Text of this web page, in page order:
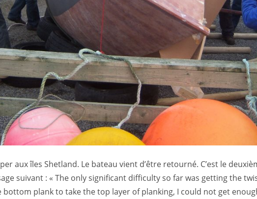
aux îles Shetland. Le bateau vient d’être retourné. C’est le
suivant : « The only significant difficulty so far was getting the
plank to take the top layer of planking, I could not get